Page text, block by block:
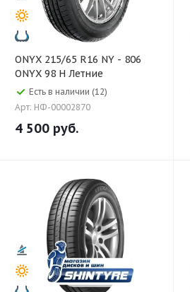
ONYX 215/65 R16 NY - 806
ONYX 98 H Летние
Есть в наличии (12)
Арт: НФ-00002870
4 500 руб.